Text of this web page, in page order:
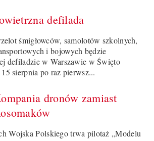
defilada
śmigłowców, samolotów szkolnych,
i bojowych będzie
defiladzie w Warszawie w Święto
sierpnia po raz pierwsz...
dronów zamiast
Wojska Polskiego trwa pilotaż „Modelu